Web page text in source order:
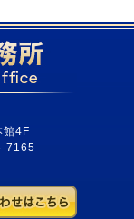
館4F
7165